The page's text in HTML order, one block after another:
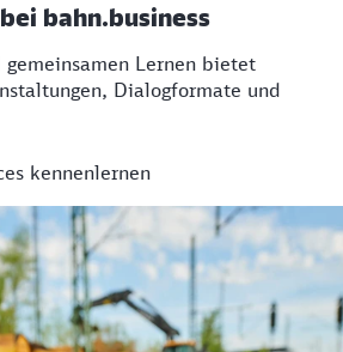
bahn.business
gemeinsamen Lernen bietet
Dialogformate und
kennenlernen